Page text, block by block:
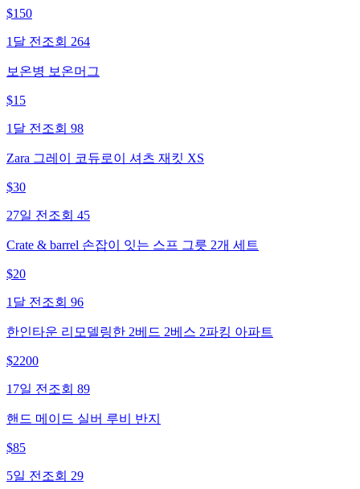
$150
1달 전 조회 264
보온병 보온머그
$15
1달 전 조회 98
Zara 그레이 코듀로이 셔츠 재킷 XS
$30
27일 전 조회 45
Crate & barrel 손잡이 잇는 스프 그릇 2개 세트
$20
1달 전 조회 96
한인타운 리모델링한 2베드 2베스 2파킹 아파트
$2200
17일 전 조회 89
핸드 메이드 실버 루비 반지
$85
5일 전 조회 29